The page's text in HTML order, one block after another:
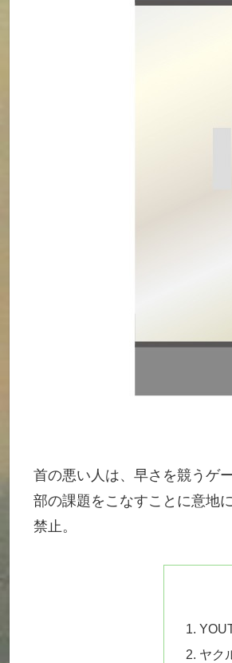
首の悪い人は、早さを競うゲ
部の課題をこなすことに意地
禁止。
ヤク